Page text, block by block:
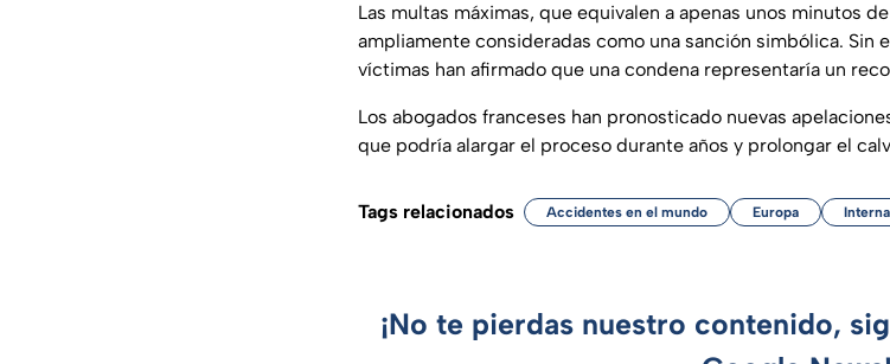
Las multas máximas, que equivalen a apenas unos minutos
ampliamente consideradas como una sanción simbólica. Sin
víctimas han afirmado que una condena representaría un
Los abogados franceses han pronosticado nuevas
que podría alargar el proceso durante años y prolongar el
Tags relacionados Accidentes en el mundo Europa
¡No te pierdas nuestro contenido,